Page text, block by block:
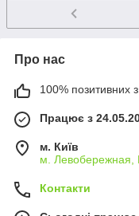
Про нас
100% позитивних з
Працює з
м. Київ
м. Левобережная,
Контакти